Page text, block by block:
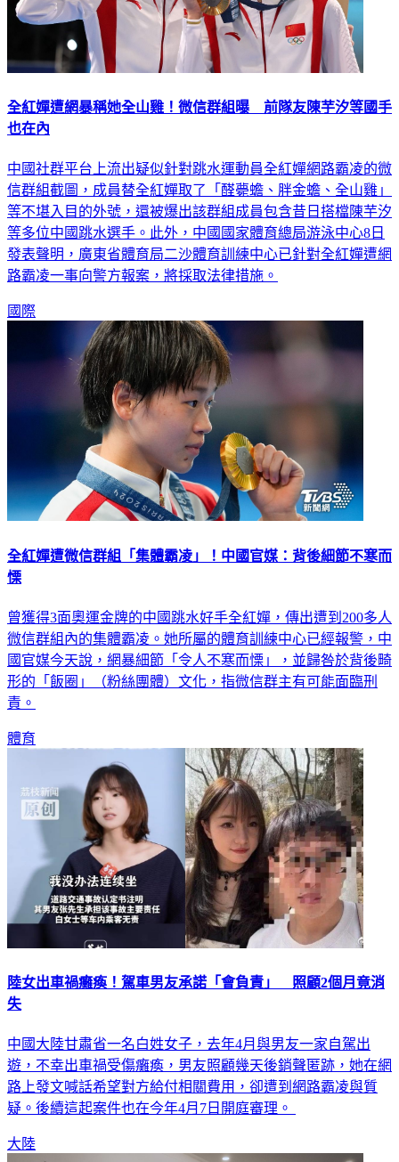
全紅嬋遭網暴稱她全山雞！微信群組曝 前隊友陳芋汐等國手
中國社群平台上流出疑似針對跳水運動員全紅嬋網路霸凌的微
信群組截圖，成員替全紅嬋取了「醛薨蟾、胖金蟾、全山雞」
等不堪入目的外號，還被爆出該群組成員包含昔日搭檔陳芋汐
等多位中國跳水選手。此外，中國國家體育總局游泳中心8日
發表聲明，廣東省體育局二沙體育訓練中心已針對全紅嬋遭網
全紅嬋遭微信群組「集體霸凌」！中國官媒：背後細節不寒而
曾獲得3面奧運金牌的中國跳水好手全紅嬋，傳出遭到200多人
微信群組內的集體霸凌。她所屬的體育訓練中心已經報警，中
國官媒今天說，網暴細節「令人不寒而慄」，並歸咎於背後畸
形的「飯圈」（粉絲團體）文化，指微信群主有可能面臨刑
陸女出車禍癱瘓！駕車男友承諾「會負責」 照顧2個月竟消
中國大陸甘肅省一名白姓女子，去年4月與男友一家自駕出
遊，不幸出車禍受傷癱瘓，男友照顧幾天後銷聲匿跡，她在網
路上發文喊話希望對方給付相關費用，卻遭到網路霸凌與質